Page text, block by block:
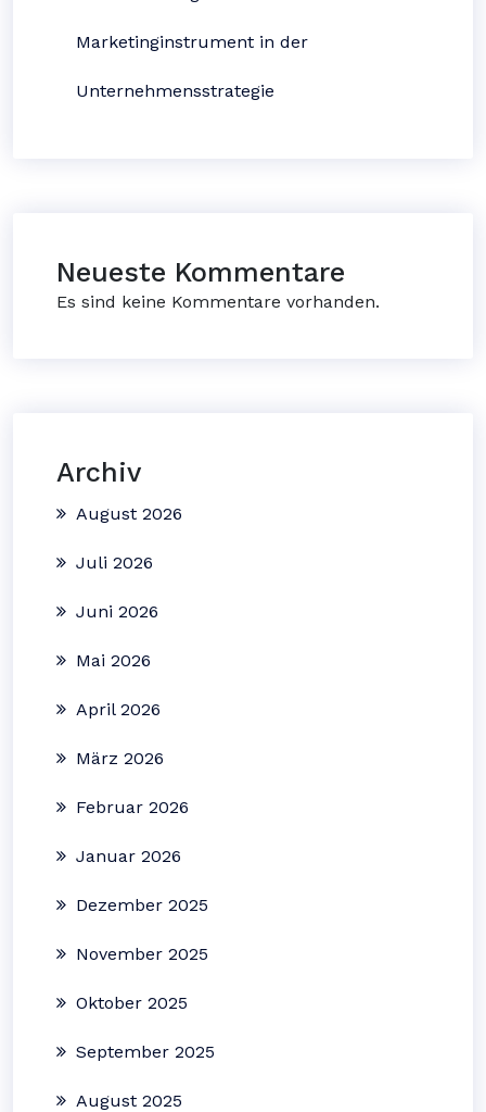
Marketinginstrument in der
Unternehmensstrategie
Neueste Kommentare
Es sind keine Kommentare vorhanden.
Archiv
August 2026
Juli 2026
Juni 2026
Mai 2026
April 2026
März 2026
Februar 2026
Januar 2026
Dezember 2025
November 2025
Oktober 2025
September 2025
August 2025